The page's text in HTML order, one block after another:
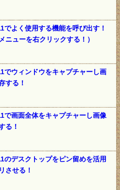
よく使用する機能を呼び出す！
ニューを右クリックする！）
でウィンドウをキャプチャーし画
する！
で画面全体をキャプチャーし画像
る！
のデスクトップをピン留めを活用
させる！